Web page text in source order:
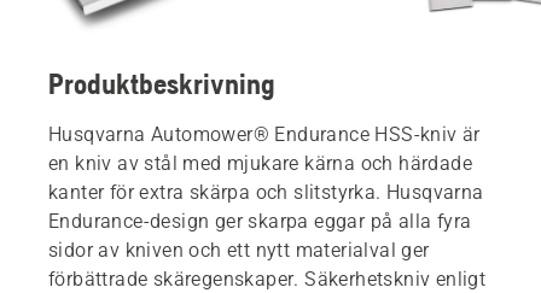
Produktbeskrivning
Husqvarna Automower® Endurance HSS-kniv är
en kniv av stål med mjukare kärna och härdade
kanter för extra skärpa och slitstyrka. Husqvarna
Endurance-design ger skarpa eggar på alla fyra
sidor av kniven och ett nytt materialval ger
förbättrade skäregenskaper. Säkerhetskniv enligt